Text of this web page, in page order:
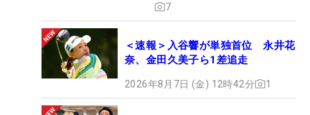
7
＜速報＞入谷響が単独首位 永井花
奈、金田久美子ら1差追走
2026年8月7日 (金) 12時42分 1